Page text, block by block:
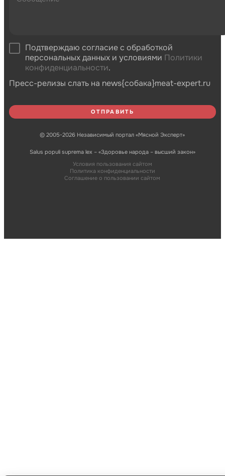
Подтверждаю согласие с обработкой
персональных данных и условиями Политики
конфиденциальности.
Пресс-релизы слать на news{собака}meat-expert.ru
© 2005-2026 Независимый портал «Мясной Эксперт»
Salus populi suprema lex – «Здоровье народа – высший закон»
Условия пользования сайтом
Политика конфиденциальности
Соглашение о пользовании сайтом